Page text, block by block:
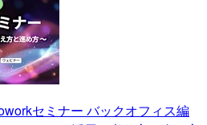
セミナー バックオフィス編